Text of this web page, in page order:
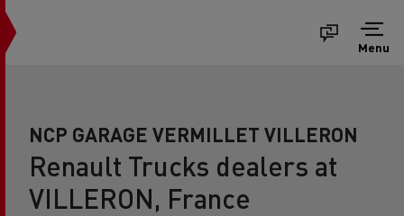
Menu
NCP GARAGE VERMILLET VILLERON
Renault Trucks dealers at
VILLERON, France